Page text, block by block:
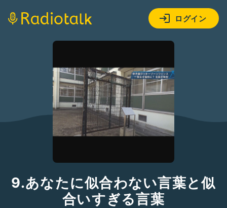
ログイン
9.あなたに似合わない言葉と似
合いすぎる言葉